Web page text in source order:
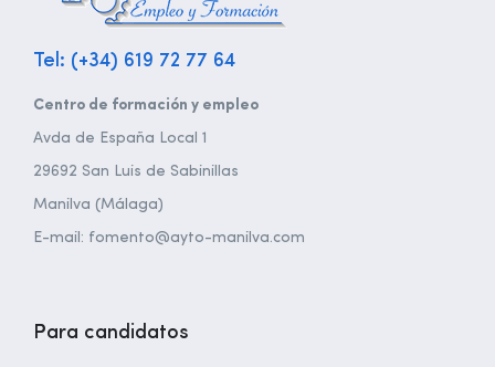
Tel: (+34) 619 72 77 64
Centro de formación y empleo
Avda de España Local 1
29692 San Luis de Sabinillas
Manilva (Málaga)
E-mail: fomento@ayto-manilva.com
Para candidatos